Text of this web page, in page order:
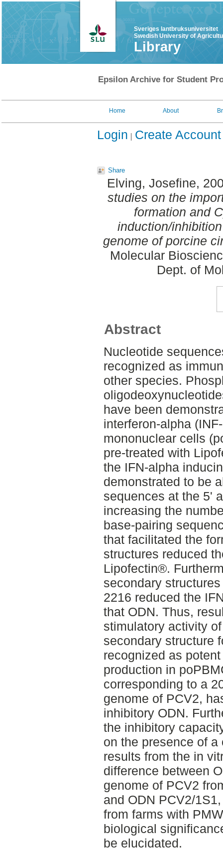
Sveriges lantbruksuniversitet
Swedish University of
Library
Epsilon Archive for Student
Home About
Login Create Account
Share
Elving, Josefine,
studies on the
formation and
induction/
genome of porcine
Molecular
Dept. of
Abstract
Nucleotide
recognized as
other species.
have been
interferon-alpha
mononuclear cells
pre-treated with
the IFN-alpha
demonstrated to be
sequences at the 5'
increasing the
base-pairing
that facilitated the
structures reduced
Lipofectin®.
secondary
2216 reduced the
that ODN. Thus,
stimulatory activity
secondary structure
recognized as
production in
corresponding to a
genome of PCV2,
inhibitory ODN.
the inhibitory
on the presence of a
results from the in
difference between
genome of PCV2
and ODN PCV2/
from farms with
biological
be elucidated.